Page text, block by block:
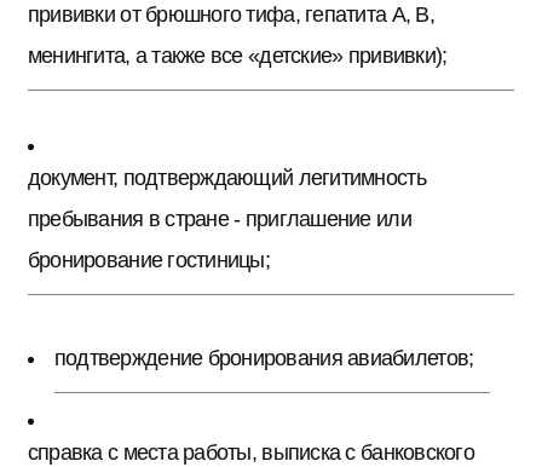
прививки от брюшного тифа, гепатита А, В,
менингита, а также все «детские» прививки);
документ, подтверждающий легитимность
пребывания в стране - приглашение или
бронирование гостиницы;
подтверждение бронирования авиабилетов;
справка с места работы, выписка с банковского